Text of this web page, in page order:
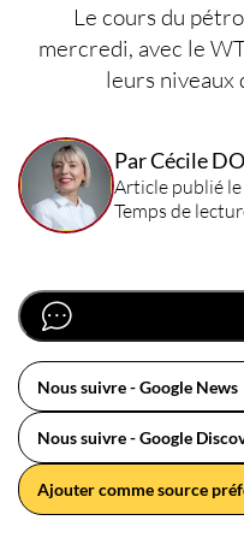
Le cours du
mercredi, avec le
leurs niveaux
Par Cécile
Article publié
Temps de
Nous suivre - Google News
Nous suivre - Google
Ajouter comme source